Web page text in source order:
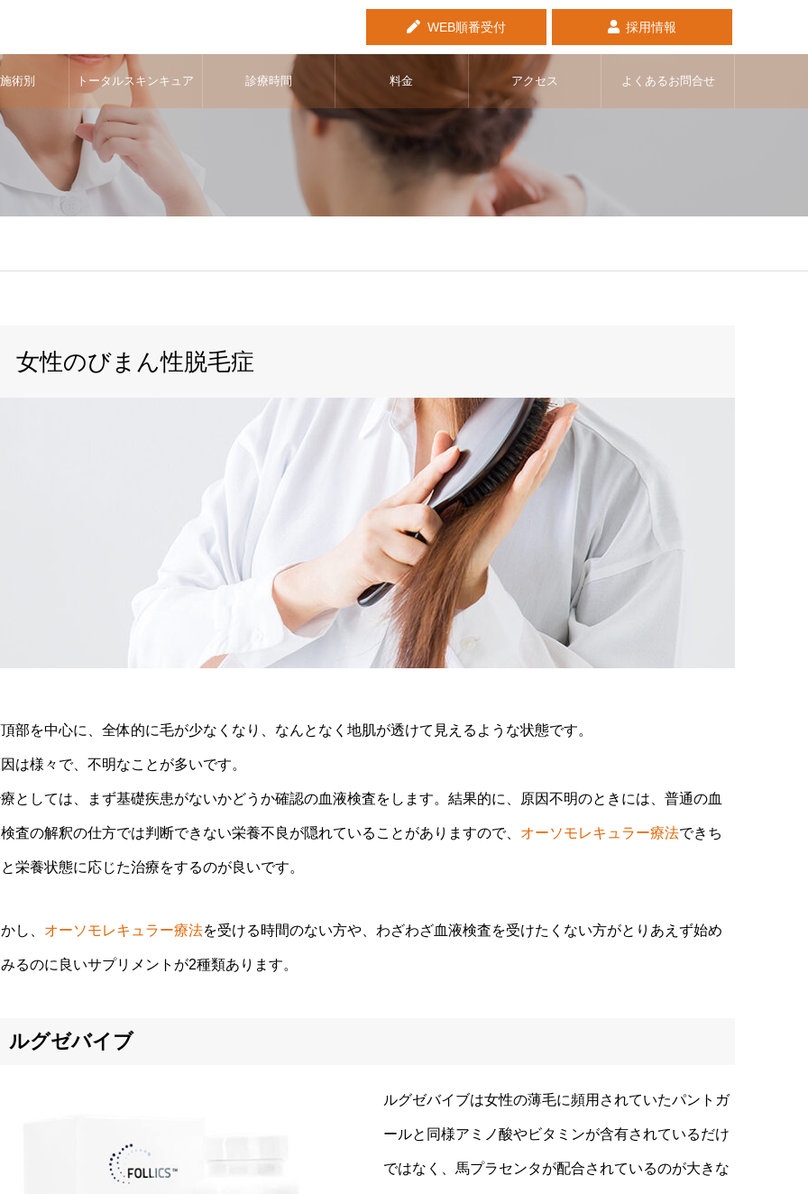
WEB順番受付 採用情報
術別 トータルスキンキュア 診療時間 料金 アクセス よくあるお問合せ
女性のびまん性脱毛症
部を中心に、全体的に毛が少なくなり、なんとなく地肌が透けて見えるような状態です。
は様々で、不明なことが多いです。
としては、まず基礎疾患がないかどうか確認の血液検査をします。結果的に、原因不明のときには、普通の血
査の解釈の仕方では判断できない栄養不良が隠れていることがありますので、 オーソモレキュラー療法できち
栄養状態に応じた治療をするのが良いです。
し、 オーソモレキュラー療法を受ける時間のない方や、わざわざ血液検査を受けたくない方がとりあえず始め
るのに良いサプリメントが2種類あります。
ルグゼバイブ
ルグゼバイブは女性の薄毛に頻用されていたパントガ
ールと同様アミノ酸やビタミンが含有されているだけ
ではなく、馬プラセンタが配合されているのが大きな